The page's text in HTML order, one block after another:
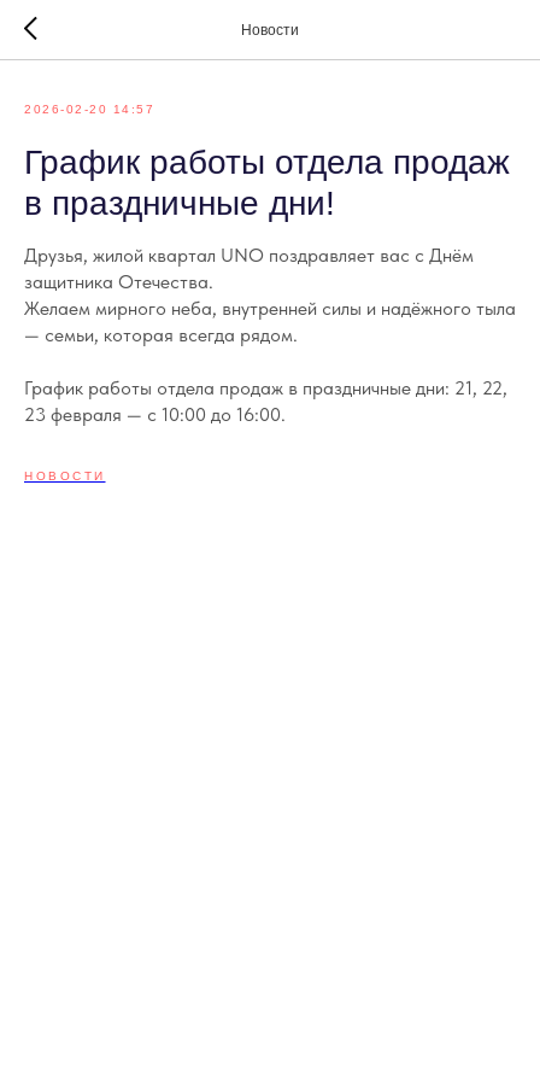
Новости
2026-02-20 14:57
График работы отдела продаж
в праздничные дни!
Друзья, жилой квартал UNO поздравляет вас с Днём
защитника Отечества.
Желаем мирного неба, внутренней силы и надёжного тыла
— семьи, которая всегда рядом.
График работы отдела продаж в праздничные дни: 21, 22,
23 февраля — с 10:00 до 16:00.
НОВОСТИ